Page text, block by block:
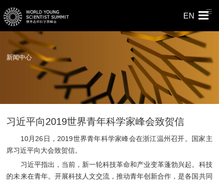
EN
新闻中心
习近平向2019世界青年科学家峰会致贺信
10月26日，2019世界青年科学家峰会在浙江温州召开。国家主
席习近平向大会致贺信。
习近平指出，当前，新一轮科技革命和产业变革蓬勃兴起。科技
的未来在青年。开展科技人文交流，推动青年创新合作，是各国共同